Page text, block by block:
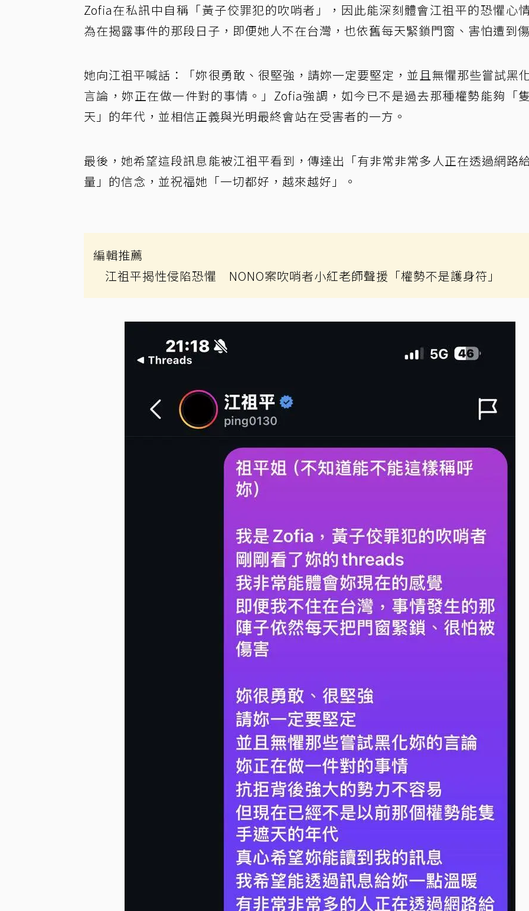
Zofia在私訊中自稱「黃子佼罪犯的吹哨者」，因此能深刻體會江祖平的恐懼心
為在揭露事件的那段日子，即便她人不在台灣，也依舊每天緊鎖門窗、害怕遭到
她向江祖平喊話：「妳很勇敢、很堅強，請妳一定要堅定，並且無懼那些嘗試黑
言論，妳正在做一件對的事情。」Zofia強調，如今已不是過去那種權勢能夠「
天」的年代，並相信正義與光明最終會站在受害者的一方。
最後，她希望這段訊息能被江祖平看到，傳達出「有非常非常多人正在透過網路
量」的信念，並祝福她「一切都好，越來越好」。
編輯推薦
江祖平揭性侵陷恐懼 NONO案吹哨者小紅老師聲援「權勢不是護身符」